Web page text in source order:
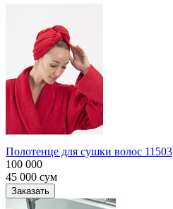
Полотенце для сушки волос 11503
100 000
45 000 сум
Заказать